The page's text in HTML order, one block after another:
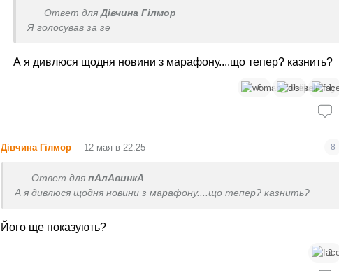
Ответ для Дівчина Гілмор
Я голосував за зе
А я дивлюся щодня новини з марафону....що тепер? казнить?
6 1 1
Дівчина Гілмор 12 мая в 22:25 8
Ответ для пАлАвинкА
А я дивлюся щодня новини з марафону....що тепер? казнить?
Його ще показують?
2